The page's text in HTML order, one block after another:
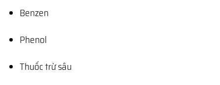
Benzen
Phenol
Thuốc trừ sâu